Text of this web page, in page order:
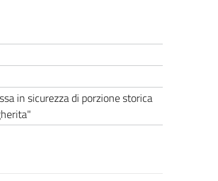
in sicurezza di porzione storica